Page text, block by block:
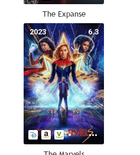
The Expanse
6.3
2023